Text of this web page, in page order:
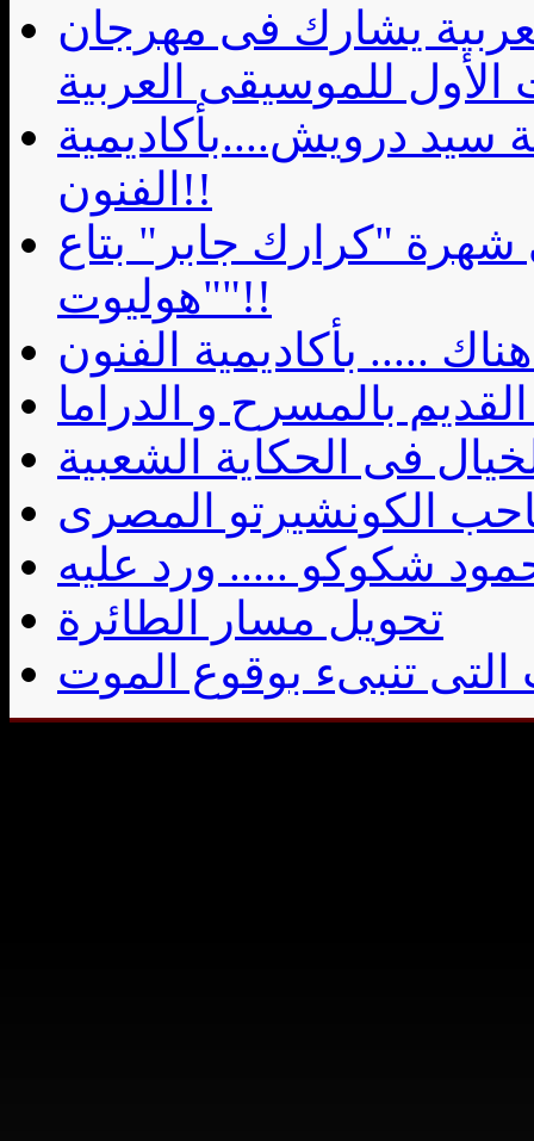
يشارك فى مهرجان
الأول للموسيقى العربية
درويش....بأكاديمية
الفنون!!
شهرة "كرارك جابر" بتاع
"هوليوت"!!
..... بأكاديمية الفنون
بالمسرح و الدراما
الكونشيرتو المصرى
شكوكو ..... ورد عليه
تحويل مسار الطائرة